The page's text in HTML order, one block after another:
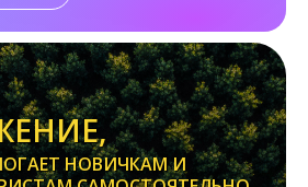
НОВИЧКАМ И